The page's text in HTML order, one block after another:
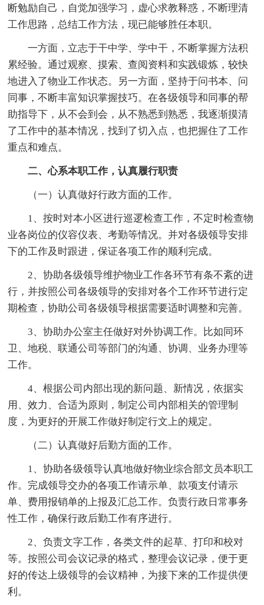
断勉励自己，自觉加强学习，虚心求教释惑，不断理清
工作思路，总结工作方法，现已能够胜任本职。
一方面，立志于干中学、学中干，不断掌握方法积
累经验。通过观察、摸索、查阅资料和实践锻炼，较快
地进入了物业工作状态。另一方面，坚持于问书本、问
同事，不断丰富知识掌握技巧。在各级领导和同事的帮
助指导下，从不会到会，从不熟悉到熟悉，我逐渐摸清
了工作中的基本情况，找到了切入点，也把握住了工作
重点和难点。
二、心系本职工作，认真履行职责
（一）认真做好行政方面的工作。
1、按时对本小区进行巡逻检查工作，不定时检查物
业各岗位的仪容仪表、考勤等情况。并对各级领导安排
下的工作及时跟进，保证各项工作的顺利完成。
2、协助各级领导维护物业工作各环节有条不紊的进
行，并按照公司各级领导的安排对各个工作环节进行定
期检查，协助公司各级领导根据需要适时调整和完善。
3、协助办公室主任做好对外协调工作。比如同环
卫、地税、联通公司等部门的沟通、协调、业务办理等
工作。
4、根据公司内部出现的新问题、新情况，依据实
用、效力、合适为原则，制定公司内部相关的管理制
度，为更好的开展工作做好制定行文上的规定。
（二）认真做好后勤方面的工作。
1、协助各级领导认真地做好物业综合部文员本职工
作。完成领导交办的各项工作请示单、款项支付请示
单、费用报销单的上报及汇总工作。负责行政日常事务
性工作，确保行政后勤工作有序进行。
2、负责文字工作，各类文件的起草、打印和校对
等。按照公司会议记录的格式，整理会议记录，便于更
好的传达上级领导的会议精神，为接下来的工作提供便
利。